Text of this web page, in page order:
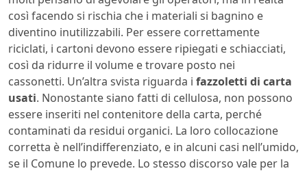
così facendo si rischia che i materiali si bagnino e
diventino inutilizzabili. Per essere correttamente
riciclati, i cartoni devono essere ripiegati e schiacciati,
così da ridurre il volume e trovare posto nei
cassonetti. Un’altra svista riguarda i fazzoletti di carta
usati. Nonostante siano fatti di cellulosa, non possono
essere inseriti nel contenitore della carta, perché
contaminati da residui organici. La loro collocazione
corretta è nell’indifferenziato, e in alcuni casi nell’umido,
se il Comune lo prevede. Lo stesso discorso vale per la